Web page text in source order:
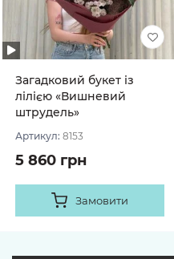
Загадковий букет із
лілією «Вишневий
штрудель»
Артикул: 8153
5 860 грн
Замовити